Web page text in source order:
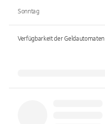
Sonntag
Verfügbarkeit der Geldautomaten